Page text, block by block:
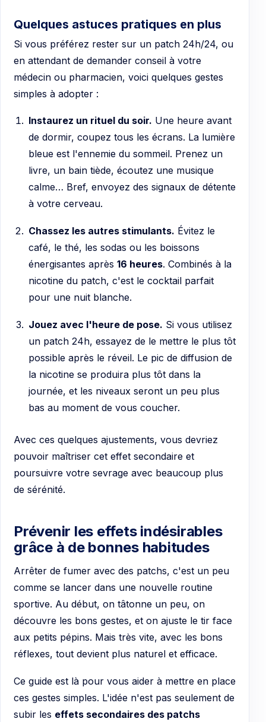
Quelques astuces pratiques en plus
Si vous préférez rester sur un patch 24h/24, ou
en attendant de demander conseil à votre
médecin ou pharmacien, voici quelques gestes
simples à adopter :
Instaurez un rituel du soir. Une heure avant
de dormir, coupez tous les écrans. La lumière
bleue est l'ennemie du sommeil. Prenez un
livre, un bain tiède, écoutez une musique
calme… Bref, envoyez des signaux de détente
à votre cerveau.
Chassez les autres stimulants. Évitez le
café, le thé, les sodas ou les boissons
énergisantes après 16 heures. Combinés à la
nicotine du patch, c'est le cocktail parfait
pour une nuit blanche.
Jouez avec l'heure de pose. Si vous utilisez
un patch 24h, essayez de le mettre le plus tôt
possible après le réveil. Le pic de diffusion de
la nicotine se produira plus tôt dans la
journée, et les niveaux seront un peu plus
bas au moment de vous coucher.
Avec ces quelques ajustements, vous devriez
pouvoir maîtriser cet effet secondaire et
poursuivre votre sevrage avec beaucoup plus
de sérénité.
Prévenir les effets indésirables
grâce à de bonnes habitudes
Arrêter de fumer avec des patchs, c'est un peu
comme se lancer dans une nouvelle routine
sportive. Au début, on tâtonne un peu, on
découvre les bons gestes, et on ajuste le tir face
aux petits pépins. Mais très vite, avec les bons
réflexes, tout devient plus naturel et efficace.
Ce guide est là pour vous aider à mettre en place
ces gestes simples. L'idée n'est pas seulement de
subir les effets secondaires des patchs